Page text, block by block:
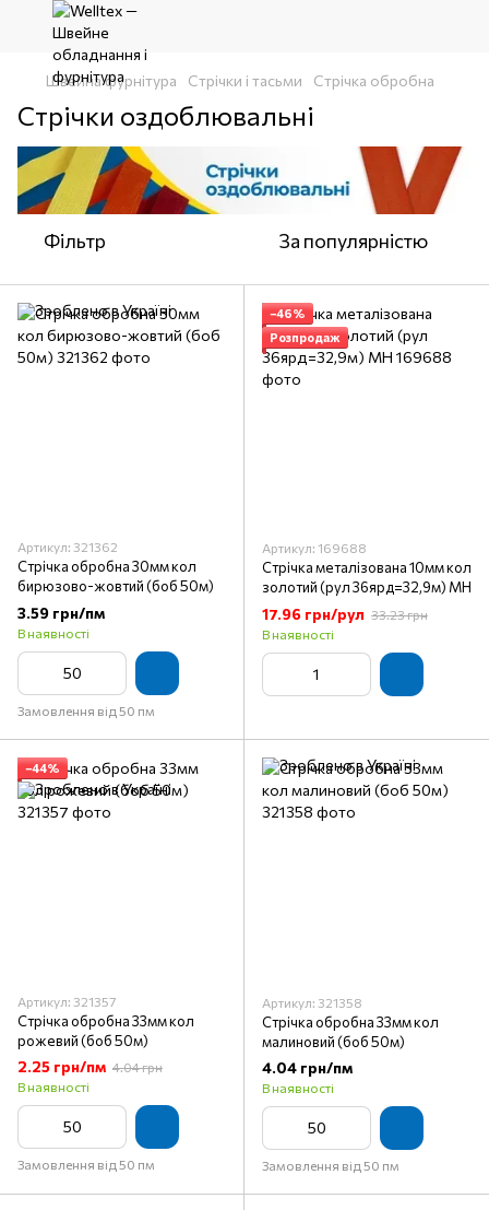
Швейна фурнітура Стрічки і тасьми Стрічка обробна
Стрічки оздоблювальні
Фільтр За популярністю
Артикул: 321362
Стрічка обробна 30мм кол
бирюзово-жовтий (боб 50м)
3.59 грн/пм
В наявності
Замовлення від 50 пм
−46%
Розпродаж
Артикул: 169688
Стрічка металізована 10мм кол
золотий (рул 36ярд=32,9м) МН
17.96 грн/рул 33.23 грн
В наявності
−44%
Артикул: 321357
Стрічка обробна 33мм кол
рожевий (боб 50м)
2.25 грн/пм 4.04 грн
В наявності
Замовлення від 50 пм
Артикул: 321358
Стрічка обробна 33мм кол
малиновий (боб 50м)
4.04 грн/пм
В наявності
Замовлення від 50 пм